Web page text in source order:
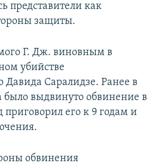
представители как
защиты.
Г. Дж. виновным в
убийстве
Давида Саралидзе. Ранее в
выдвинуто обвинение в
приговорил его к 9 годам и
обвинения